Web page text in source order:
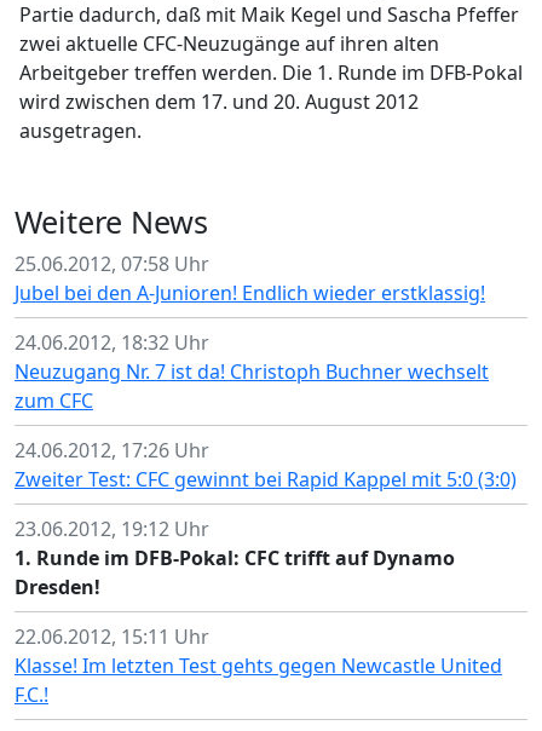
Partie dadurch, daß mit Maik Kegel und Sascha Pfeffer
zwei aktuelle CFC-Neuzugänge auf ihren alten
Arbeitgeber treffen werden. Die 1. Runde im DFB-Pokal
wird zwischen dem 17. und 20. August 2012
ausgetragen.
Weitere News
25.06.2012, 07:58 Uhr
Jubel bei den A-Junioren! Endlich wieder erstklassig!
24.06.2012, 18:32 Uhr
Neuzugang Nr. 7 ist da! Christoph Buchner wechselt
zum CFC
24.06.2012, 17:26 Uhr
Zweiter Test: CFC gewinnt bei Rapid Kappel mit 5:0 (3:0)
23.06.2012, 19:12 Uhr
1. Runde im DFB-Pokal: CFC trifft auf Dynamo
Dresden!
22.06.2012, 15:11 Uhr
Klasse! Im letzten Test gehts gegen Newcastle United
F.C.!